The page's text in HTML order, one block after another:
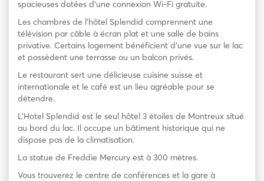
spacieuses dotées d’une connexion Wi-Fi gratuite.
Les chambres de l’hôtel Splendid comprennent une
télévision par câble à écran plat et une salle de bains
privative. Certains logement bénéficient d’une vue sur le lac
et possèdent une terrasse ou un balcon privés.
Le restaurant sert une délicieuse cuisine suisse et
internationale et le café est un lieu agréable pour se
détendre.
L’Hotel Splendid est le seul hôtel 3 étoiles de Montreux situé
au bord du lac. Il occupe un bâtiment historique qui ne
dispose pas de la climatisation.
La statue de Freddie Mercury est à 300 mètres.
Vous trouverez le centre de conférences et la gare à